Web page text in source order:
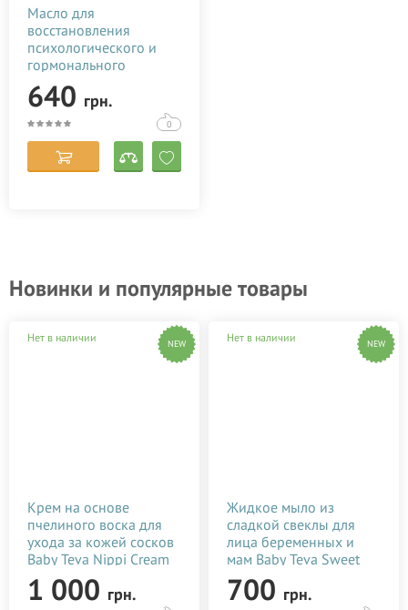
Масло для
восстановления
психологического и
гормонального
состояния после родов
Baby Teva Roga Oil 100
мл 7290010384044
640 грн.
0
Новинки и популярные товары
Нет в наличии NEW
Крем на основе
пчелиного воска для
ухода за кожей сосков
Baby Teva Nippi Cream
50 мл
1 000 грн.
Нет в наличии NEW
Жидкое мыло из
сладкой свеклы для
лица беременных и
мам Baby Teva Sweet
Soap 180 мл
700 грн.